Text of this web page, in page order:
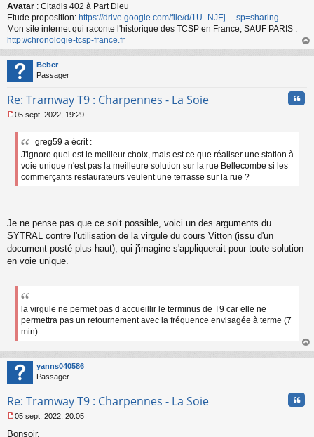
Avatar : Citadis 402 à Part Dieu
Etude proposition: https://drive.google.com/file/d/1U_NJEj ... sp=sharing
Mon site internet qui raconte l'historique des TCSP en France, SAUF PARIS :
http://chronologie-tcsp-france.fr
au
Beber
Passager
Re: Tramway T9 : Charpennes - La Soie
e
e
l
u
05 sept. 2022, 19:29
greg59 a écrit :
J'ignore quel est le meilleur choix, mais est ce que réaliser une station à
voie unique n'est pas la meilleure solution sur la rue Bellecombe si les
commerçants restaurateurs veulent une terrasse sur la rue ?
Je ne pense pas que ce soit possible, voici un des arguments du
SYTRAL contre l'utilisation de la virgule du cours Vitton (issu d'un
document posté plus haut), qui j'imagine s'appliquerait pour toute solution
en voie unique.
la virgule ne permet pas d’accueillir le terminus de T9 car elle ne
permettra pas un retournement avec la fréquence envisagée à terme (7
min)
au
yanns040586
Passager
Re: Tramway T9 : Charpennes - La Soie
e
05 sept. 2022, 20:05
Bonsoir,